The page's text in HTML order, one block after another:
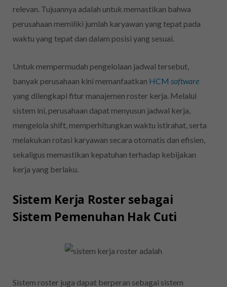
relevan. Tujuannya adalah untuk memastikan bahwa
perusahaan memiliki jumlah karyawan yang tepat pada
waktu yang tepat dan dalam posisi yang sesuai.
Untuk mempermudah pengelolaan jadwal tersebut,
banyak perusahaan kini memanfaatkan HCM software
yang dilengkapi fitur manajemen roster kerja. Melalui
sistem ini, perusahaan dapat menyusun jadwal kerja,
mengelola shift, memperhitungkan waktu istirahat, serta
melakukan rotasi karyawan secara otomatis dan efisien,
sekaligus memastikan kepatuhan terhadap kebijakan
kerja yang berlaku.
Sistem Kerja Roster sebagai
Sistem Pemenuhan Hak Cuti
Sistem roster juga dapat berperan sebagai sistem